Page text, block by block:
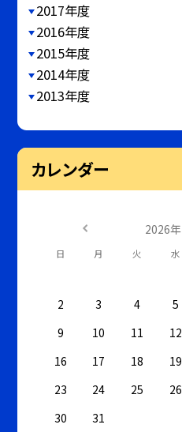
2017年度
2016年度
2015年度
2014年度
2013年度
カレンダー
2026年
日 月 火 水
2
3 4 5
9
10 11 12
16
17 18 19
23
24 25 26
30
31